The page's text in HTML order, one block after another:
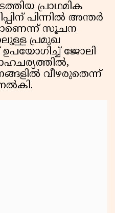
പ്രാഥമിക
പിന്നിൽ അന്തർ
സൂചന
പ്രമുഖ
ജോലി
വീഴരുതെന്ന്